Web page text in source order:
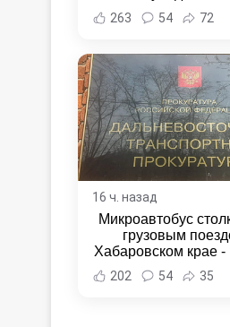
263 54 72
16 ч. назад
Микроавтобус
грузовым
Хабаровском крае -
Хабаровска и
края
202 54 35